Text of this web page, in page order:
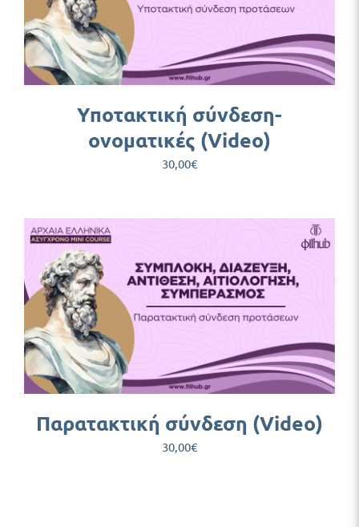
Υποτακτική σύνδεση-
ονοματικές (Video)
30,00€
Παρατακτική σύνδεση (Video)
30,00€